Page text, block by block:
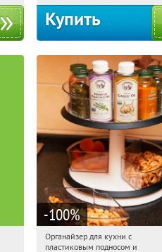
Купить
-100%
17:38:08 Получили:
Органайзер для кухни с
пластиковым подносом и